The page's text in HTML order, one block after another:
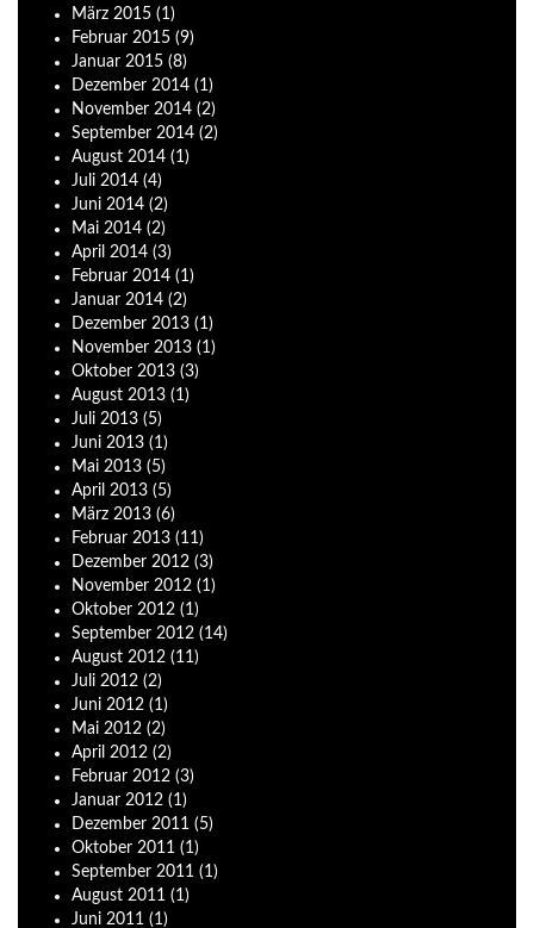
März 2015 (1)
Februar 2015 (9)
Januar 2015 (8)
Dezember 2014 (1)
November 2014 (2)
September 2014 (2)
August 2014 (1)
Juli 2014 (4)
Juni 2014 (2)
Mai 2014 (2)
April 2014 (3)
Februar 2014 (1)
Januar 2014 (2)
Dezember 2013 (1)
November 2013 (1)
Oktober 2013 (3)
August 2013 (1)
Juli 2013 (5)
Juni 2013 (1)
Mai 2013 (5)
April 2013 (5)
März 2013 (6)
Februar 2013 (11)
Dezember 2012 (3)
November 2012 (1)
Oktober 2012 (1)
September 2012 (14)
August 2012 (11)
Juli 2012 (2)
Juni 2012 (1)
Mai 2012 (2)
April 2012 (2)
Februar 2012 (3)
Januar 2012 (1)
Dezember 2011 (5)
Oktober 2011 (1)
September 2011 (1)
August 2011 (1)
Juni 2011 (1)